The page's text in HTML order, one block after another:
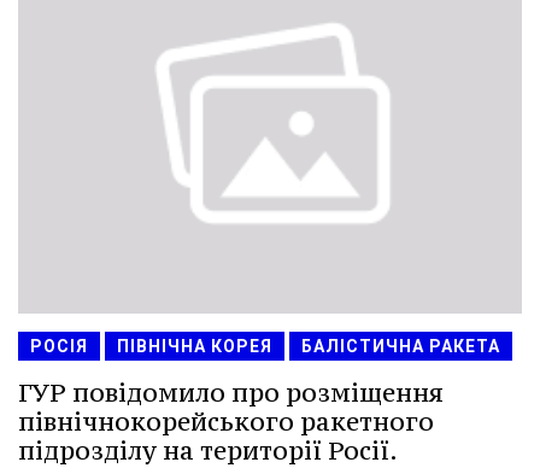
РОСІЯ ПІВНІЧНА КОРЕЯ БАЛІСТИЧНА РАКЕТА
ГУР повідомило про розміщення
північнокорейського ракетного
підрозділу на території Росії.